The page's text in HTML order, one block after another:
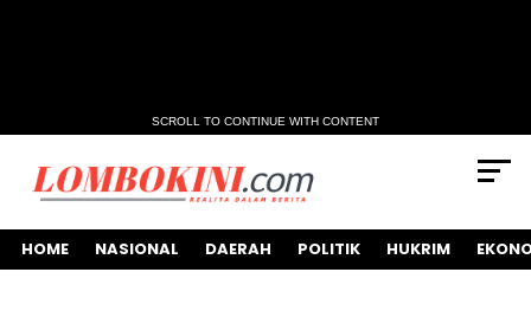
SCROLL TO CONTINUE WITH CONTENT
HOME NASIONAL DAERAH POLITIK HUKRIM